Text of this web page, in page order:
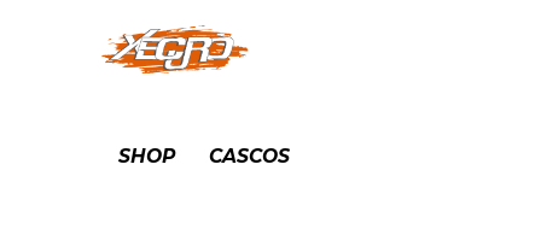
SHOP CASCOS